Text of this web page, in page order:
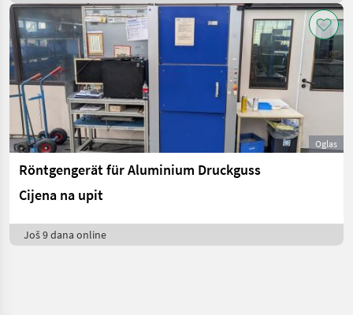
Oglas
Röntgengerät für Aluminium Druckguss
Cijena na upit
Još 9 dana online